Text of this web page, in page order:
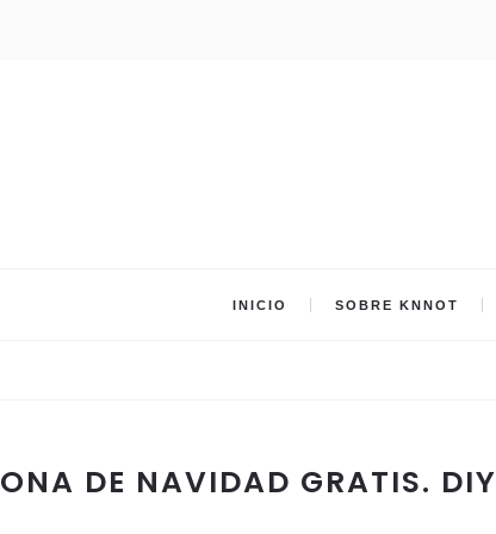
INICIO SOBRE KNNOT
DE NAVIDAD GRATIS. DIY